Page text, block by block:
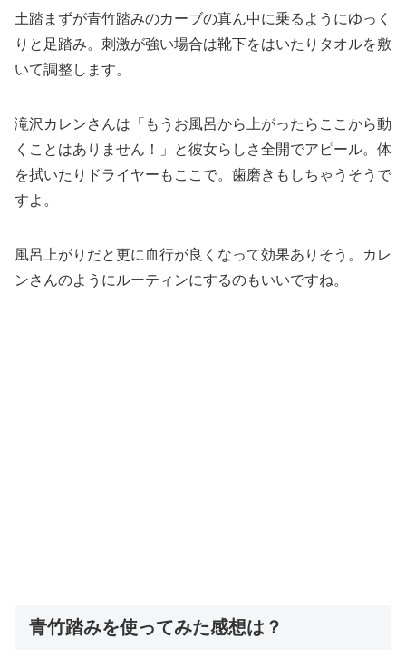
土踏まずが青竹踏みのカーブの真ん中に乗るようにゆっく
りと足踏み。刺激が強い場合は靴下をはいたりタオルを敷
いて調整します。
滝沢カレンさんは「もうお風呂から上がったらここから動
くことはありません！」と彼女らしさ全開でアピール。体
を拭いたりドライヤーもここで。歯磨きもしちゃうそうで
すよ。
風呂上がりだと更に血行が良くなって効果ありそう。カレ
ンさんのようにルーティンにするのもいいですね。
青竹踏みを使ってみた感想は？